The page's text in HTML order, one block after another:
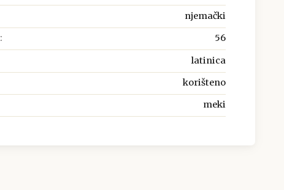
njemački
56
latinica
korišteno
meki